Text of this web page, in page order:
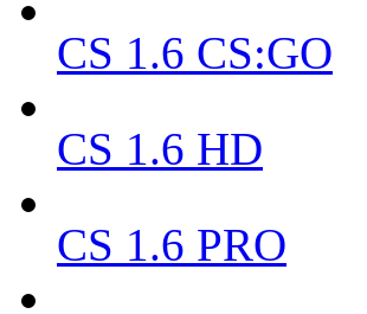
CS 1.6 CS:GO
CS 1.6 HD
CS 1.6 PRO